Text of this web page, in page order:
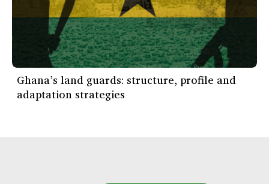
Ghana’s land guards: structure, profile and
adaptation strategies